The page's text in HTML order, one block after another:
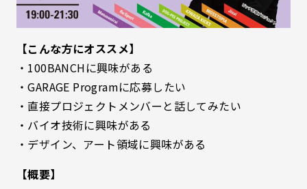
【こんな方にオススメ】
・100BANCHに興味がある
・GARAGE Programに応募したい
・直接プロジェクトメンバーと話してみたい
・バイオ技術に興味がある
・デザイン、アート領域に興味がある
【概要】